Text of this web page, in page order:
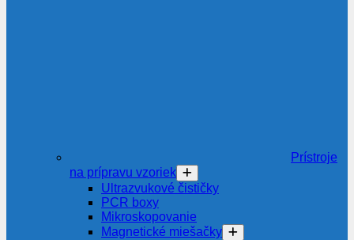
Prístroje
na prípravu vzoriek
Ultrazvukové čističky
PCR boxy
Mikroskopovanie
Magnetické miešačky